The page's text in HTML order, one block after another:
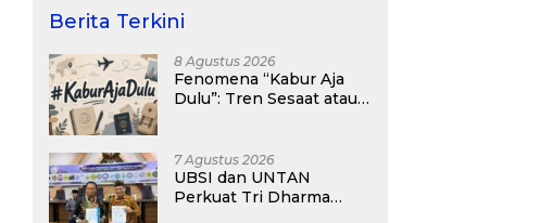
Berita Terkini
8 Agustus 2026
Fenomena “Kabur Aja
Dulu”: Tren Sesaat atau
Depan?
7 Agustus 2026
UBSI dan UNTAN
Perkuat Tri Dharma